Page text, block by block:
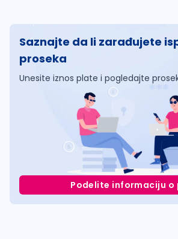
Saznajte da li zarađujete
proseka
Unesite iznos plate i pogledajte
Podelite informaciju o